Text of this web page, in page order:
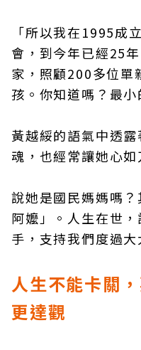
「所以我在1995成
會，到今年已經25
家，照顧200多位單
孩。你知道嗎？最小
黃越綏的語氣中透
魂，也經常讓她心如
說她是國民媽媽嗎
阿嬤」。人生在世
手，支持我們度過大
人生不能卡關
更達觀